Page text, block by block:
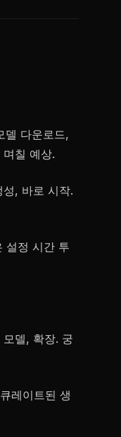
델 다운로드,
칠 예상.
, 바로 시작.
설정 시간 투
델, 확장. 궁
레이트된 생